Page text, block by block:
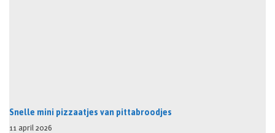
Snelle mini pizzaatjes van pittabroodjes
11 april 2026